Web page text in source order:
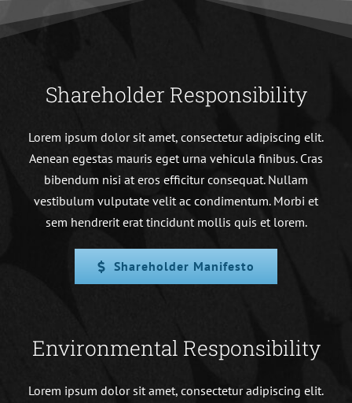
Shareholder Responsibility
Lorem ipsum dolor sit amet, consectetur adipiscing elit.
Aenean egestas mauris eget urna vehicula finibus. Cras
bibendum nisi at eros efficitur consequat. Nullam
vestibulum vulputate velit ac condimentum. Morbi et
sem hendrerit erat tincidunt mollis quis et lorem.
Shareholder Manifesto
Environmental Responsibility
Lorem ipsum dolor sit amet, consectetur adipiscing elit.